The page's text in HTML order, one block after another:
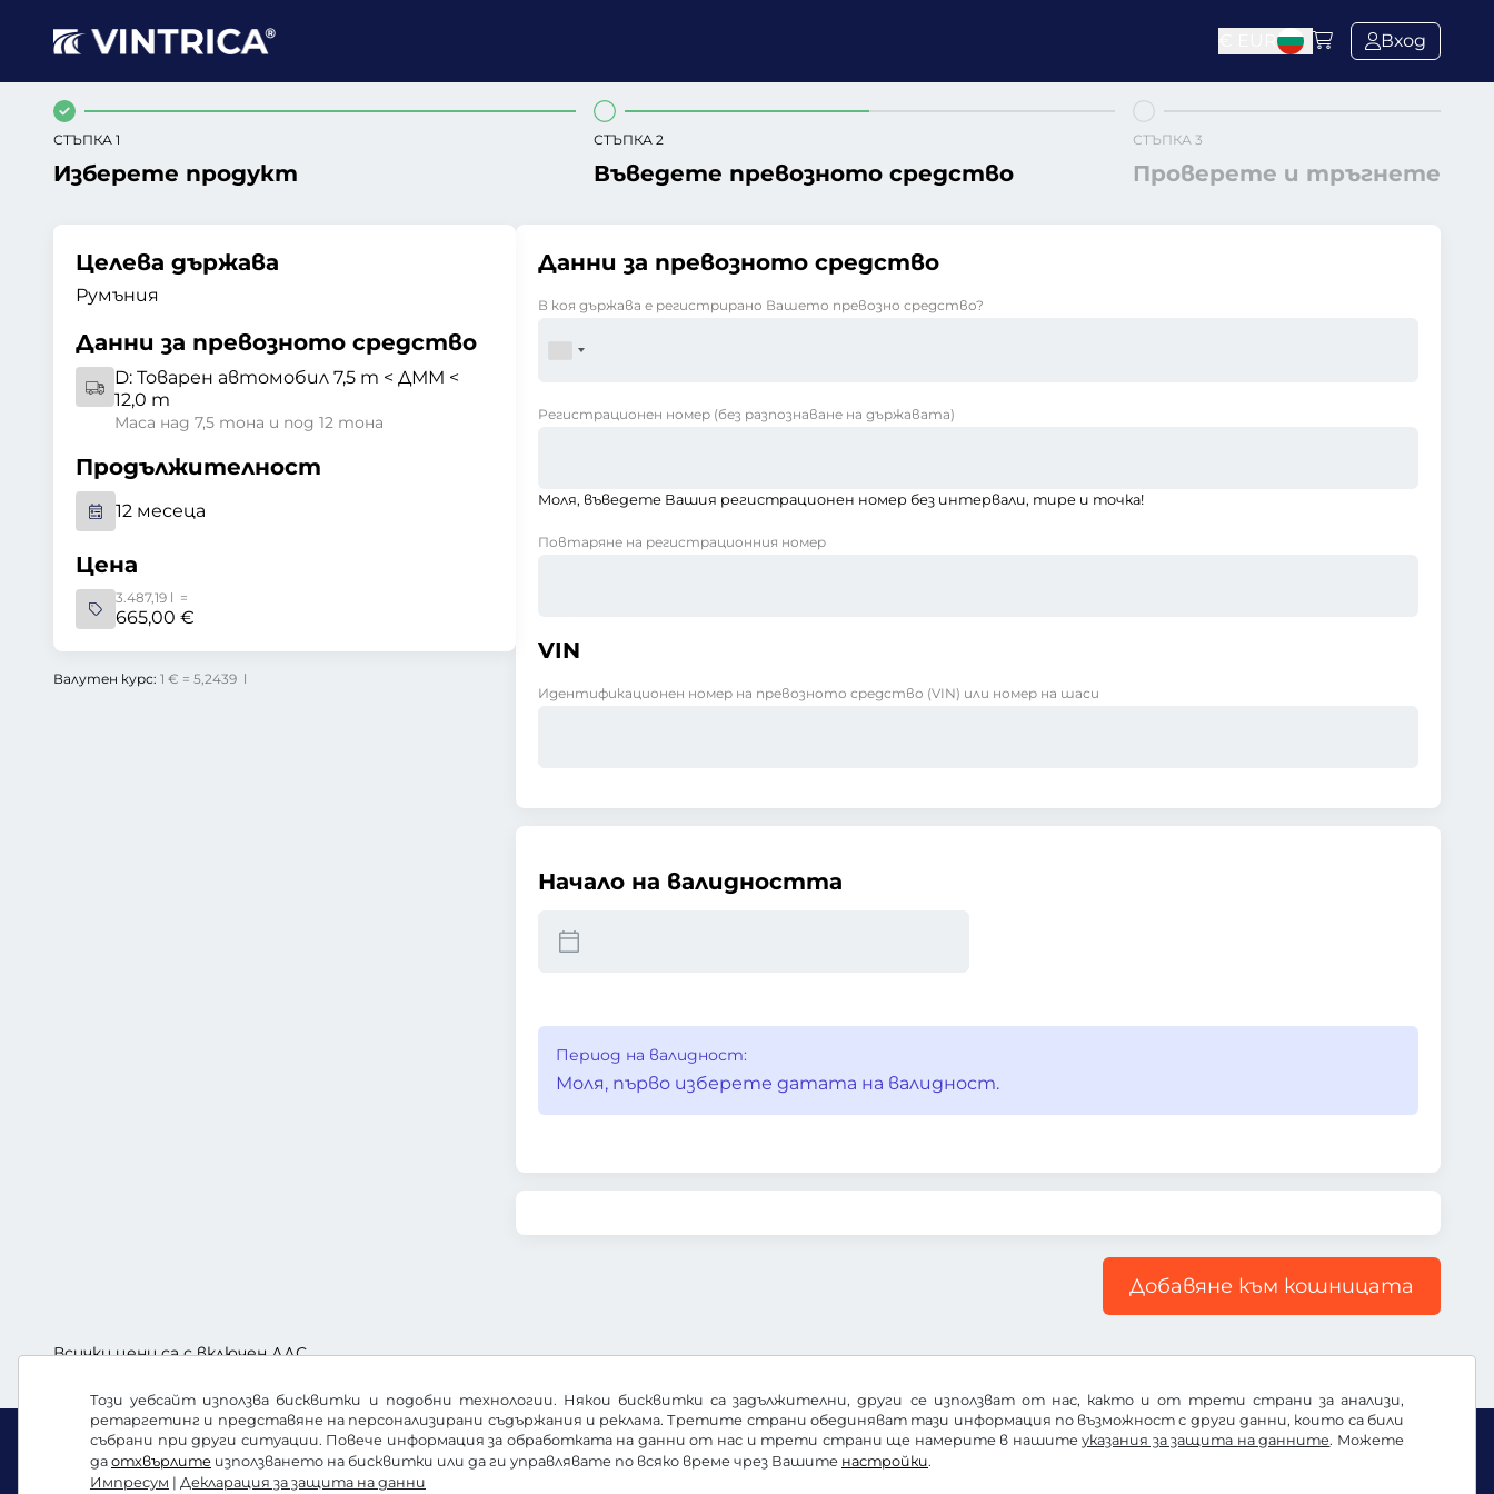
Този уебсайт използва бисквитки и подобни технологии. Някои бисквитки са задължителни, други се използват от нас, както и от трети страни за анализи,
ретаргетинг и представяне на персонализирани съдържания и реклама. Третите страни обединяват тази информация по възможност с други данни, които са били
събрани при други ситуации. Повече информация за обработката на данни от нас и трети страни ще намерите в нашитеуказания за защита на данните. Можете
да отхвърлите използването на бисквитки или да ги управлявате по всяко време чрез Вашите настройки.
Импресум | Декларация за защита на данни
Вход
СТЪПКА 1
Изберете продукт
СТЪПКА 2
Въведете превозното средство
СТЪПКА 3
Проверете и тръгнете
Целева държава
Румъния
Данни за превозното средство
D: Товарен автомобил 7,5 т < ДММ <
12,0 т
Маса над 7,5 тона и под 12 тона
Продължителност
12 месеца
Цена
3.487,19 l =
665,00 €
Валутен курс: 1 € = 5,2439 l
Данни за превозното средство
В коя държава е регистрирано Вашето превозно средство?
Регистрационен номер (без разпознаване на държавата)
Моля, въведете Вашия регистрационен номер без интервали, тире и точка!
Повтаряне на регистрационния номер
VIN
Идентификационен номер на превозното средство (VIN) или номер на шаси
Начало на валидността
Период на валидност:
Моля, първо изберете датата на валидност.
Добавяне към кошницата
Всички цени са с включен ДДС